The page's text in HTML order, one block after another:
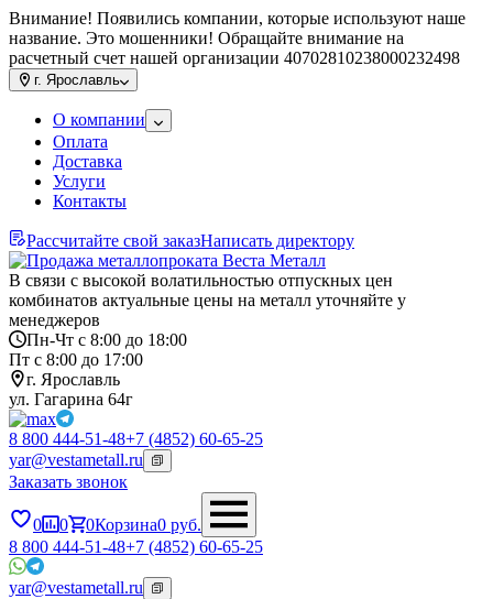
Внимание! Появились компании, которые используют наше
название. Это мошенники! Обращайте внимание на
расчетный счет нашей организации 40702810238000232498
г. Ярославль
О компании
Оплата
Доставка
Услуги
Контакты
Рассчитайте свой заказНаписать директору
В связи с высокой волатильностью отпускных цен
комбинатов актуальные цены на металл уточняйте у
менеджеров
Пн-Чт с 8:00 до 18:00
Пт с 8:00 до 17:00
г. Ярославль
ул. Гагарина 64г
8 800 444-51-48+7 (4852) 60-65-25
yar@vestametall.ru
Заказать звонок
0 0 0Корзина0 руб.
8 800 444-51-48+7 (4852) 60-65-25
yar@vestametall.ru